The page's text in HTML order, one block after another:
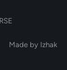
RSE
Made by Izhak